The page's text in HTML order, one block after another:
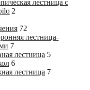
лестница с
2
72
лестница-
7
лестница 5
6
лестница 7